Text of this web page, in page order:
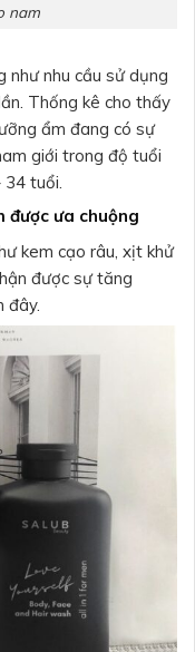
nam
như nhu cầu sử dụng
Thống kê cho thấy
ẩm đang có sự
giới trong độ tuổi
tuổi.
được ưa chuộng
kem cạo râu, xịt khử
được sự tăng
đây.